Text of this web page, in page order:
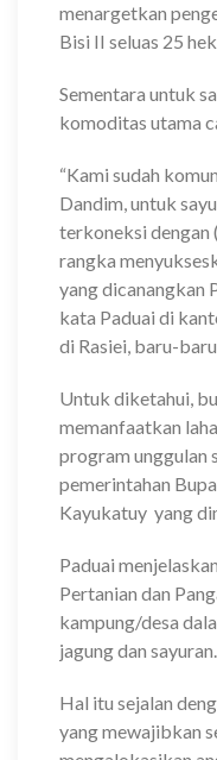
menargetkan
Bisi II seluas 25
Sementara untuk
komoditas utama
“Kami sudah
Dandim, untuk
terkoneksi dengan
rangka
yang dicanangkan
kata Paduai di
di Rasiei, baru-
Untuk diketahui,
memanfaatkan
program unggulan
pemerintahan
Kayukatuy yang
Paduai
Pertanian dan
kampung/desa
jagung dan sayuran.
Hal itu sejalan
yang mewajibkan